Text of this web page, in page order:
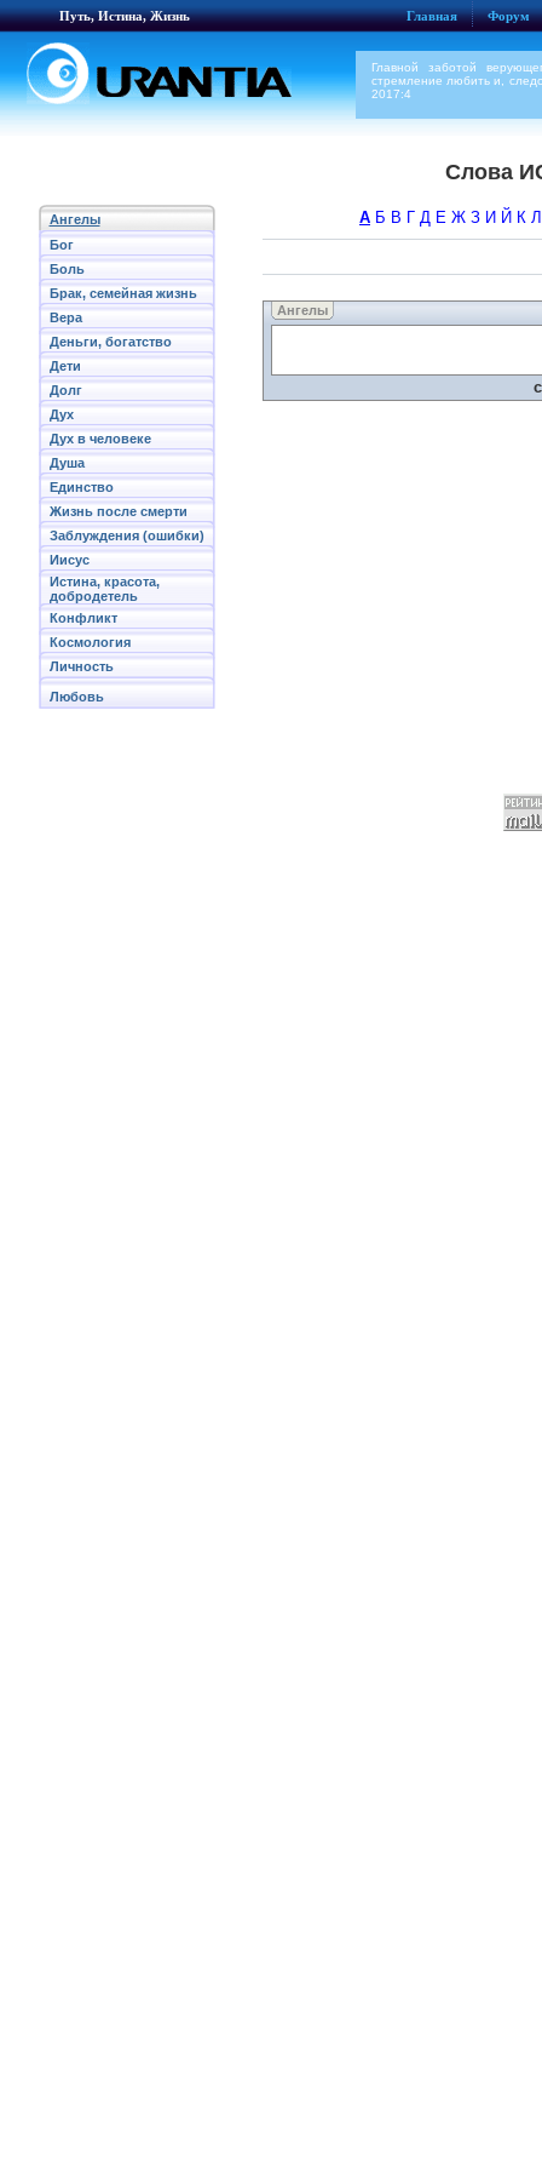
Путь, Истина, Жизнь Главная Форум
Главной заботой
стремление любить и,
2017:4
Слова
Ангелы
Бог
Боль
Брак, семейная жизнь
Вера
Деньги, богатство
Дети
Долг
Дух
Дух в человеке
Душа
Единство
Жизнь после смерти
Заблуждения (ошибки)
Иисус
Истина, красота,
добродетель
Конфликт
Космология
Личность
Любовь
А Б В Г Д Е Ж З И Й К Л
Ангелы